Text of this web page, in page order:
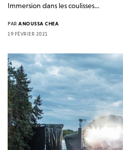
Immersion dans les coulisses…
PAR ANOUSSA CHEA
19 FÉVRIER 2021